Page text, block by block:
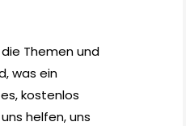
Themen und
was ein
kostenlos
helfen, uns